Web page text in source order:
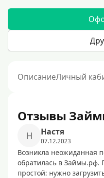
ОписаниеЛичный
Отзывы
Н Нacтя
07.12.2023
Возникла неожиданная
обратилась в Займы.рф.
простой: нужно